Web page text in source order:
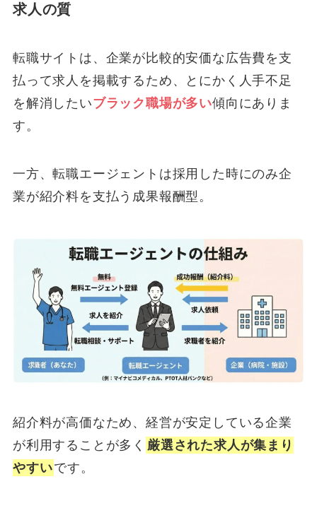
求人の質
転職サイトは、企業が比較的安価な広告費を支
払って求人を掲載するため、とにかく人手不足
を解消したいブラック職場が多い傾向にありま
す。
一方、転職エージェントは採用した時にのみ企
業が紹介料を支払う成果報酬型。
紹介料が高価なため、経営が安定している企業
が利用することが多く 厳選された求人が集まり
やすいです。